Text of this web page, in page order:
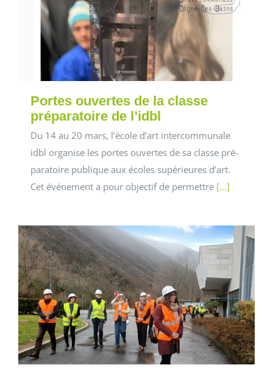
Portes ouvertes de la classe
préparatoire de l’idbl
Du 14 au 20 mars, l’école d’art intercommunale
idbl organise les portes ouvertes de sa classe pré-
paratoire publique aux écoles supérieures d’art.
Cet événement a pour objectif de permettre [...]